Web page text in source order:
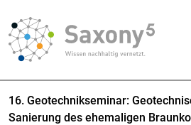
16. Geotechnikseminar:
Sanierung des ehemaligen